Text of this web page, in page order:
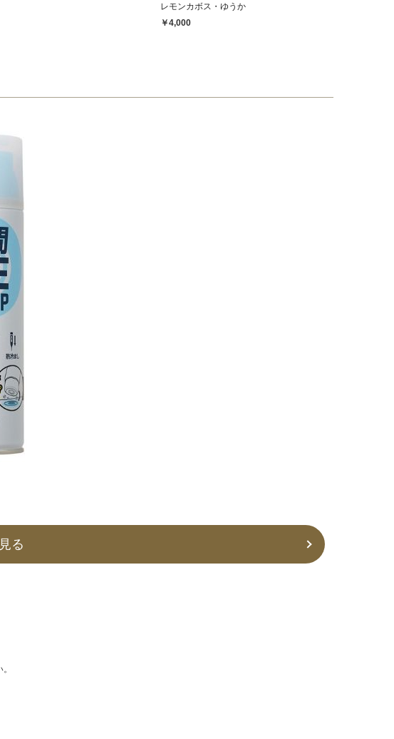
レモンカボス・ゆうか
￥4,000
る